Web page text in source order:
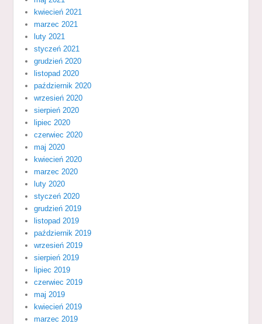
kwiecień 2021
marzec 2021
luty 2021
styczeń 2021
grudzień 2020
listopad 2020
październik 2020
wrzesień 2020
sierpień 2020
lipiec 2020
czerwiec 2020
maj 2020
kwiecień 2020
marzec 2020
luty 2020
styczeń 2020
grudzień 2019
listopad 2019
październik 2019
wrzesień 2019
sierpień 2019
lipiec 2019
czerwiec 2019
maj 2019
kwiecień 2019
marzec 2019